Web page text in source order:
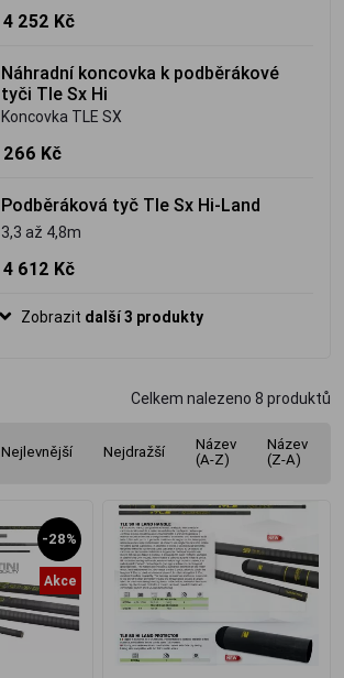
4 252 Kč
Náhradní koncovka k podběrákové
tyči Tle Sx Hi
Koncovka TLE SX
266 Kč
Podběráková tyč Tle Sx Hi-Land
3,3 až 4,8m
4 612 Kč
Zobrazit další 3 produkty
Celkem nalezeno 8 produktů
Nejlevnější Nejdražší
Název
(A-Z)
Název
(Z-A)
-28%
Akce